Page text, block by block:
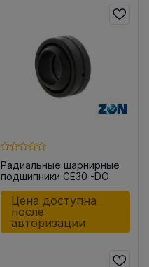
Радиальные шарнирные
подшипники GE30 -DO
Цена доступна
после
авторизации